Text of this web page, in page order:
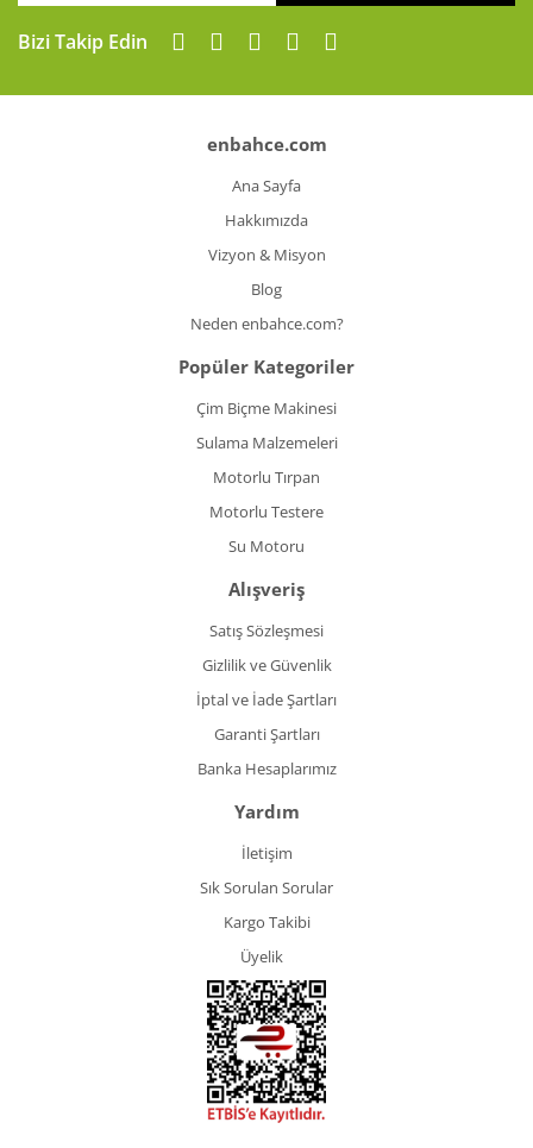
Bizi Takip Edin
enbahce.com
Ana Sayfa
Hakkımızda
Vizyon & Misyon
Blog
Neden enbahce.com?
Popüler Kategoriler
Çim Biçme Makinesi
Sulama Malzemeleri
Motorlu Tırpan
Motorlu Testere
Su Motoru
Alışveriş
Satış Sözleşmesi
Gizlilik ve Güvenlik
İptal ve İade Şartları
Garanti Şartları
Banka Hesaplarımız
Yardım
İletişim
Sık Sorulan Sorular
Kargo Takibi
Üyelik